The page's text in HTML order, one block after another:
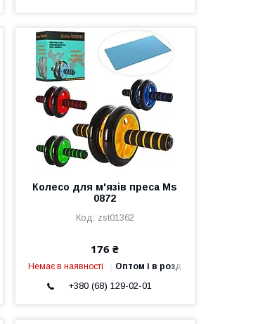
Колесо для м'язів преса Ms
0872
zst01362
176 ₴
Немає в наявності Оптом і в роздріб
+380 (68) 129-02-01